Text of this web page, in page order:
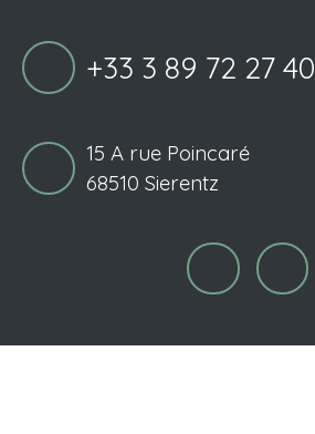
+33 3 89 72 27 40
15 A rue Poincaré
68510 Sierentz